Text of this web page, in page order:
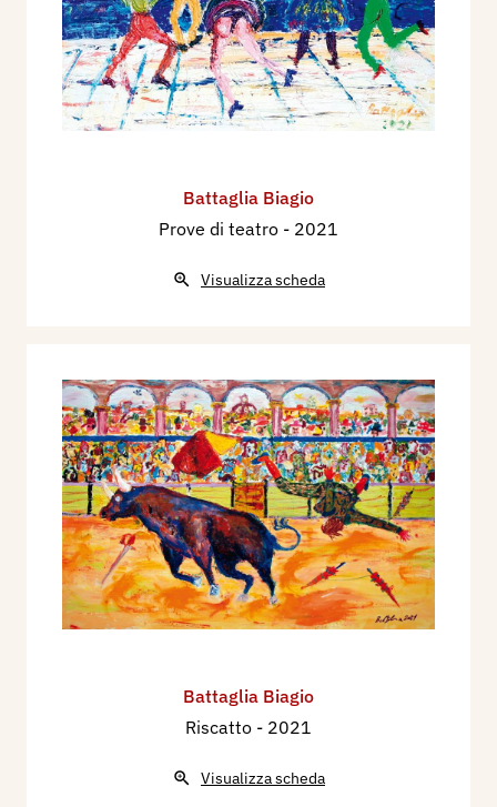
Battaglia Biagio
Prove di teatro - 2021
Visualizza scheda
Battaglia Biagio
Riscatto - 2021
Visualizza scheda